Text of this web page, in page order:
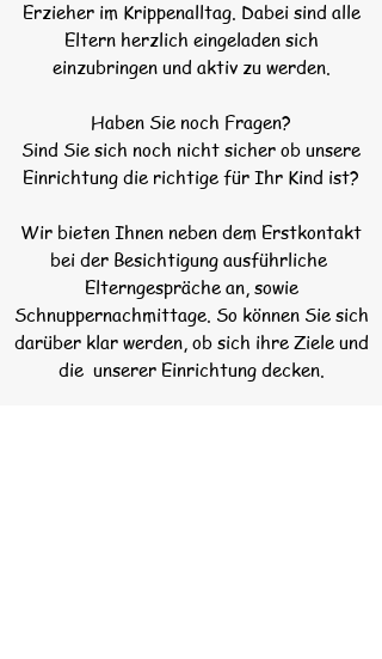
Erzieher im Krippenalltag. Dabei sind alle
Eltern herzlich eingeladen sich
einzubringen und aktiv zu werden.
Haben Sie noch Fragen?
Sind Sie sich noch nicht sicher ob unsere
Einrichtung die richtige für Ihr Kind ist?
Wir bieten Ihnen neben dem Erstkontakt
bei der Besichtigung ausführliche
Elterngespräche an, sowie
Schnuppernachmittage. So können Sie sich
darüber klar werden, ob sich ihre Ziele und
die unserer Einrichtung decken.